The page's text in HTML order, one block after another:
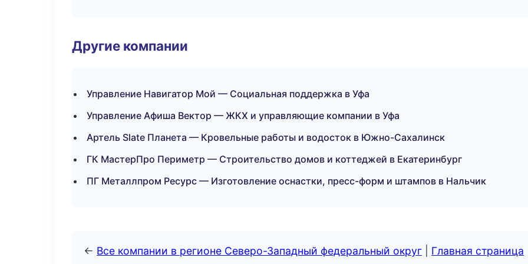
Другие компании
Управление Навигатор Мой — Социальная поддержка в Уфа
Управление Афиша Вектор — ЖКХ и управляющие компании в Уфа
Артель Slate Планета — Кровельные работы и водосток в Южно-Сахалинск
ГК МастерПро Периметр — Строительство домов и коттеджей в Екатеринбург
ПГ Металлпром Ресурс — Изготовление оснастки, пресс-форм и штампов в Нальчик
← Все компании в регионе Северо-Западный федеральный округ Главная страница